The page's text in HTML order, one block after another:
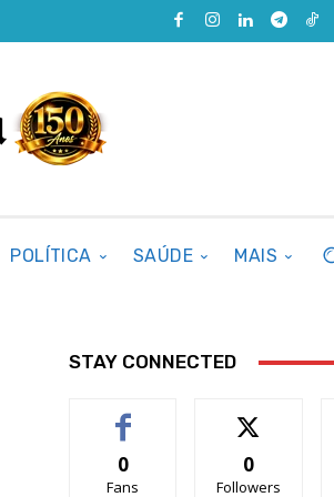
POLÍTICA SAÚDE MAIS
STAY CONNECTED
0
Fans
0
Followers